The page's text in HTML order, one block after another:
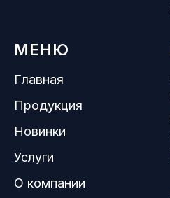
МЕНЮ
Главная
Продукция
Новинки
Услуги
О компании